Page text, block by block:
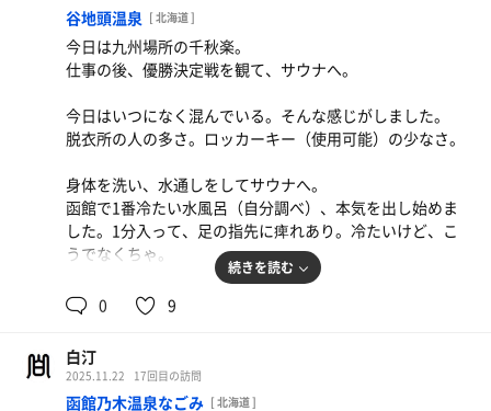
谷地頭温泉 [ 北海道 ]
今日は九州場所の千秋楽。
仕事の後、優勝決定戦を観て、サウナへ。
今日はいつになく混んでいる。そんな感じがしました。
脱衣所の人の多さ。ロッカーキー（使用可能）の少なさ。
身体を洗い、水通しをしてサウナへ。
函館で1番冷たい水風呂（自分調べ）、本気を出し始めま
した。1分入って、足の指先に痺れあり。冷たいけど、こ
うでなくちゃ。
露天風呂での外気浴中、身体から立ち昇る“闘気”（※単な
る湯気）は出ませんでした。今日は暖かい日でしたね。そ
してサウナ2回目。なかなか汗が出ない。やっぱり気温は
下がっている＝身体は冷えている模様。
続きを読む
0 9
白汀
2025.11.22 17回目の訪問
函館乃木温泉なごみ [ 北海道 ]